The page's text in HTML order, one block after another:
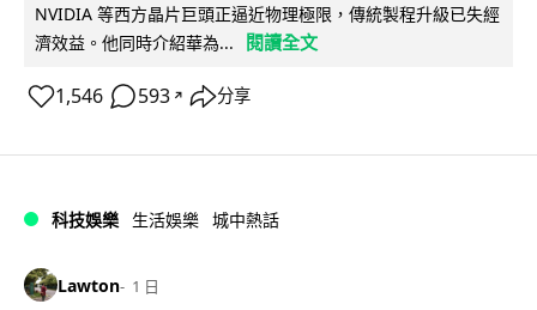
NVIDIA 等西方晶片巨頭正逼近物理極限，傳統製程升級已失經
濟效益。他同時介紹華為...
閱讀全文
1,546 593 ↗ 分享
科技娛樂 生活娛樂 城中熱話
Lawton 1 日